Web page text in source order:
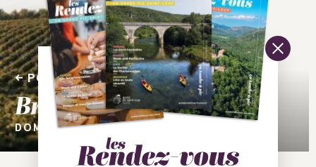
PORTRAITS D'ÉPICURIENS
Bruno Le Breton
DOMAINE DE LA JASSE